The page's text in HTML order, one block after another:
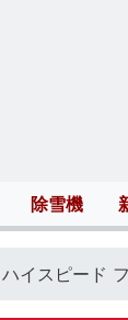
除雪機
イスピード